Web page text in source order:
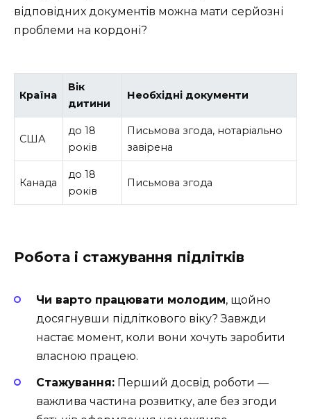
відповідних документів можна мати серйозні
проблеми на кордоні?
Країна
Вік
дитини
Необхідні документи
США
до 18
років
Письмова згода, нотаріально
завірена
Канада
до 18
років
Письмова згода
Робота і стажування підлітків
Чи варто працювати молодим, щойно
досягнувши підліткового віку? Завжди
настає момент, коли вони хочуть заробити
власною працею.
Стажування: Перший досвід роботи —
важлива частина розвитку, але без згоди